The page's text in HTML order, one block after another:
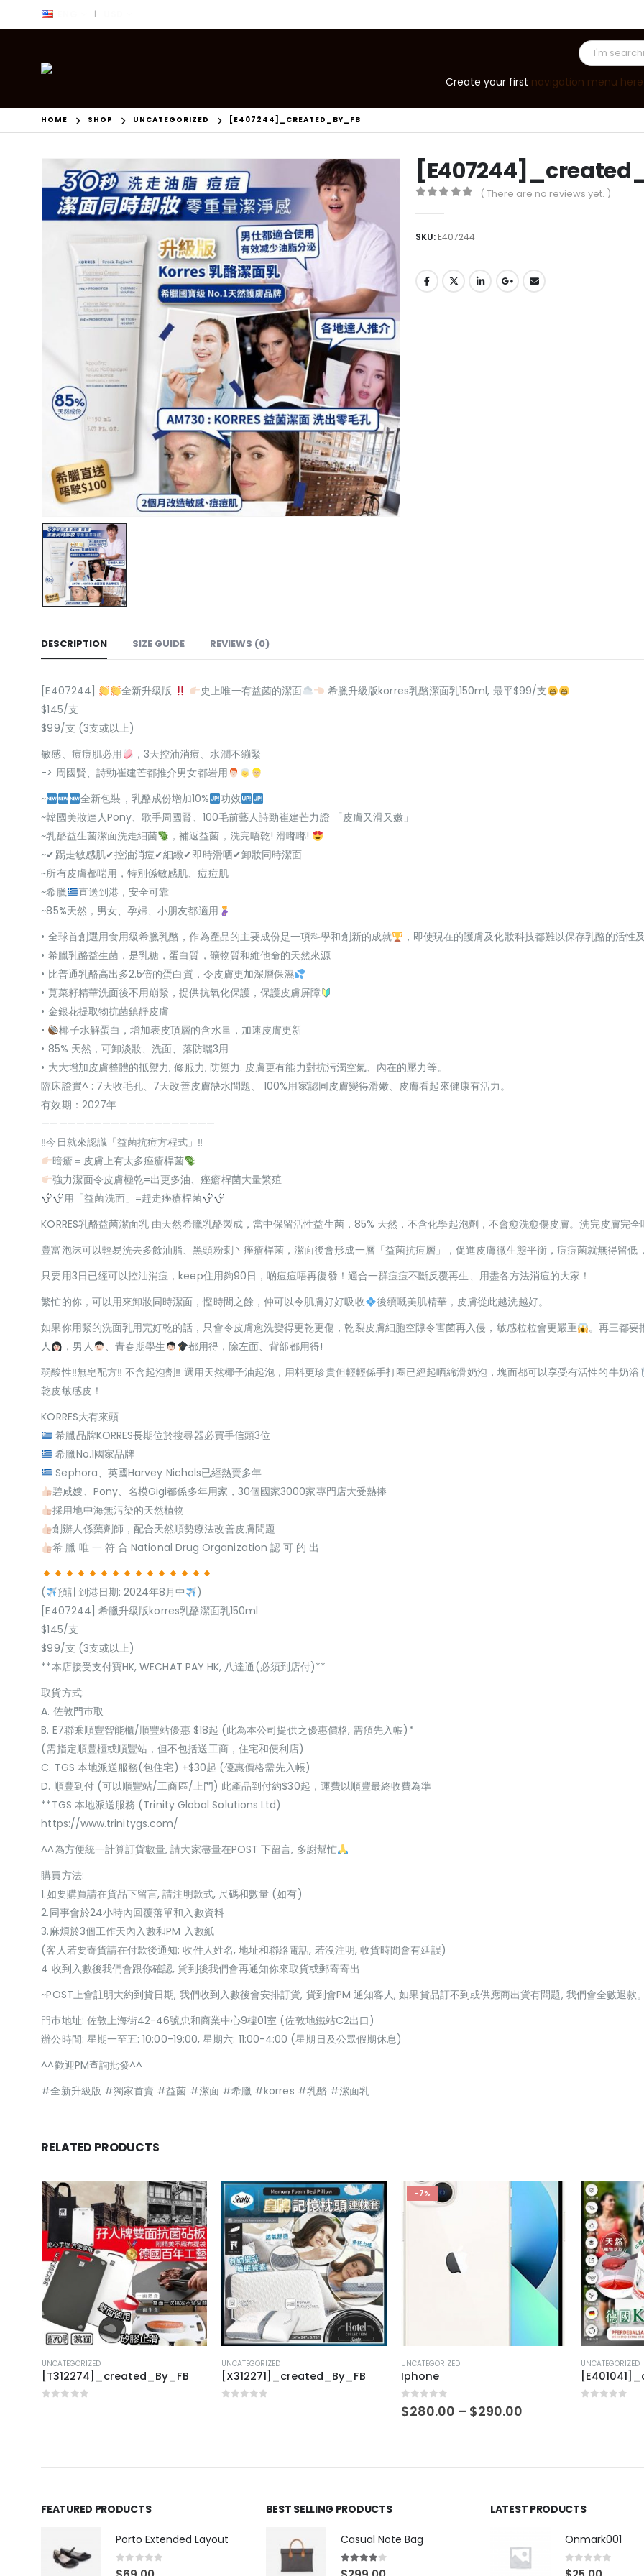
|
Create your first navigation menu here
HOME SHOP UNCATEGORIZED [E407244]_CREATED_BY_FB
( There are no reviews yet. )
SKU: E407244
DESCRIPTION SIZE GUIDE REVIEWS (0)
[E407244] 全新升級版 史上唯一有益菌的潔面
希臘升級版korres乳酪潔面乳150ml, 最平$99/支
$145/支
$99/支 (3支或以上)
敏感、痘痘肌必用
，3天控油消痘、水潤不繃緊
-> 周國賢、詩勁崔建芒都推介男女都岩用
~
全新包裝，乳酪成份增加10%
功效
~韓國美妝達人Pony、歌手周國賢、100毛前藝人詩勁崔建芒力證 「皮膚又滑又嫩」
~乳酪益生菌潔面洗走細菌
，補返益菌，洗完唔乾! 滑嘟嘟!
~✔踢走敏感肌✔控油消痘✔細緻✔即時滑哂✔卸妝同時潔面
~所有皮膚都啱用，特別係敏感肌、痘痘肌
~希臘
直送到港，安全可靠
~85%天然，男女、孕婦、小朋友都適用
• 全球首創選用食用級希臘乳酪，作為產品的主要成份是一項科學和創新的成就
，即使現在的護膚及化妝科技都難以保存乳酪的活性
• 希臘乳酪益生菌，是乳糖，蛋白質，礦物質和維他命的天然來源
• 比普通乳酪高出多2.5倍的蛋白質，令皮膚更加深層保濕
• 莧菜籽精華洗面後不用崩緊，提供抗氧化保護，保護皮膚屏障
• 金銀花提取物抗菌鎮靜皮膚
•
椰子水解蛋白，增加表皮頂層的含水量，加速皮膚更新
• 85% 天然，可卸淡妝、洗面、落防曬3用
• 大大增加皮膚整體的抵禦力, 修服力, 防禦力. 皮膚更有能力對抗污濁空氣、內在的壓力等。
臨床證實^ : 7天收毛孔、7天改善皮膚缺水問題、 100%用家認同皮膚變得滑嫩、皮膚看起來健康有活力。
有效期：2027年
————————————————————
‼今日就來認識「益菌抗痘方程式」‼
暗瘡＝皮膚上有太多痤瘡桿菌
強力潔面令皮膚極乾=出更多油、痤瘡桿菌大量繁殖
用「益菌洗面」=趕走痤瘡桿菌
KORRES乳酪益菌潔面乳 由天然希臘乳酪製成，當中保留活性益生菌，85% 天然，不含化學起泡劑，不會愈洗愈傷皮膚。洗完皮膚完
豐富泡沫可以輕易洗去多餘油脂、黑頭粉刺丶痤瘡桿菌，潔面後會形成一層「益菌抗痘層」，促進皮膚微生態平衡，痘痘菌就無得留低
只要用3日已經可以控油消痘，keep住用夠90日，啲痘痘唔再復發！適合一群痘痘不斷反覆再生、用盡各方法消痘的大家！
繁忙的你，可以用來卸妝同時潔面，慳時間之餘，仲可以令肌膚好好吸收
後續嘅美肌精華，皮膚從此越洗越好。
如果你用緊的洗面乳用完好乾的話，只會令皮膚愈洗變得更乾更傷，乾裂皮膚細胞空隙令害菌再入侵，敏感粒粒會更嚴重
。再三都要
人
，男人 、青春期學生
都用得，除左面、背部都用得!
弱酸性‼無皂配方‼ 不含起泡劑‼ 選用天然椰子油起泡，用料更珍貴但輕輕係手打圈已經起哂綿滑奶泡，塊面都可以享受有活性的牛奶浴
乾皮敏感皮！
KORRES大有來頭
希臘品牌KORRES長期位於搜尋器必買手信頭3位
希臘No.1國家品牌
Sephora、英國Harvey Nichols已經熱賣多年
碧咸嫂、Pony、名模Gigi都係多年用家，30個國家3000家專門店大受熱捧
採用地中海無污染的天然植物
創辦人係藥劑師，配合天然順勢療法改善皮膚問題
希 臘 唯 一 符 合 National Drug Organization 認 可 的 出
( 預計到港日期: 2024年8月中
)
[E407244] 希臘升級版korres乳酪潔面乳150ml
$145/支
$99/支 (3支或以上)
**本店接受支付寶HK, WECHAT PAY HK, 八達通(必須到店付)**
取貨方式:
A. 佐敦門巿取
B. E7聯乘順豐智能櫃/順豐站優惠 $18起 (此為本公司提供之優惠價格, 需預先入帳)*
(需指定順豐櫃或順豐站，但不包括送工商，住宅和便利店)
C. TGS 本地派送服務(包住宅) +$30起 (優惠價格需先入帳)
D. 順豐到付 (可以順豐站/工商區/上門) 此產品到付約$30起，運費以順豐最終收費為準
**TGS 本地派送服務 (Trinity Global Solutions Ltd)
https://www.trinitygs.com/
^^為方便統一計算訂貨數量, 請大家盡量在POST 下留言, 多謝幫忙
購買方法:
1.如要購買請在貨品下留言, 請注明款式, 尺碼和數量 (如有)
2.同事會於24小時內回覆落單和入數資料
3.麻煩於3個工作天內入數和PM 入數紙
(客人若要寄貨請在付款後通知: 收件人姓名, 地址和聯絡電話, 若沒注明, 收貨時間會有延誤)
4 收到入數後我們會跟你確認, 貨到後我們會再通知你來取貨或郵寄寄出
~POST上會註明大約到貨日期, 我們收到入數後會安排訂貨, 貨到會PM 通知客人, 如果貨品訂不到或供應商出貨有問題, 我們會全數退款
門巿地址: 佐敦上海街42-46號忠和商業中心9樓01室 (佐敦地鐵站C2出口)
辦公時間: 星期一至五: 10:00-19:00, 星期六: 11:00-4:00 (星期日及公眾假期休息)
^^歡迎PM查詢批發^^
#全新升級版 #獨家首賣 #益菌 #潔面 #希臘 #korres #乳酪 #潔面乳
RELATED PRODUCTS
UNCATEGORIZED
[T312274]_created_By_FB
UNCATEGORIZED
[X312271]_created_By_FB
-7%
UNCATEGORIZED
Iphone
0 out of 5
$280.00 – $290.00
UNCATEGORIZED
FEATURED PRODUCTS
Porto Extended Layout
0 out of 5
BEST SELLING PRODUCTS
Casual Note Bag
4.00out of 5
LATEST PRODUCTS
Onmark001
0 out of 5